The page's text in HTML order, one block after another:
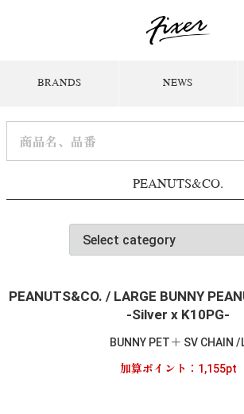
BRANDS NEWS
PEANUTS&CO.
PEANUTS&CO. / LARGE BUNNY
-Silver x K10PG-
BUNNY PET＋ SV CHAIN /
加算ポイント： 1,155pt